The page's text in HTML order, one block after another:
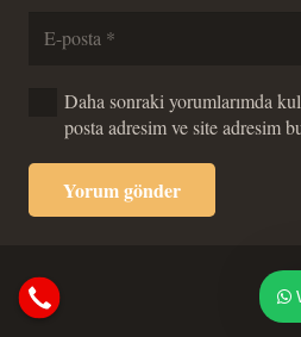
Daha sonraki yorumlarımda
posta adresim ve site adresim
Yorum gönder